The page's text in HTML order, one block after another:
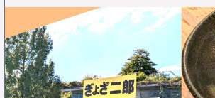
国立
立川 豊田 八王子
西立川
東中神 中神 昭島 拝
小作
KEYWORD